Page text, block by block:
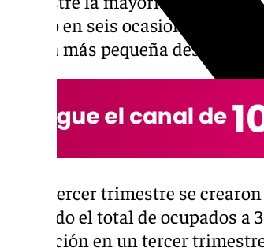
bajado en seis ocasiones,
bajada más pequeña desde 2009.
En el tercer trimestre se
llevando el total de ocupados a
ocupación en un tercer